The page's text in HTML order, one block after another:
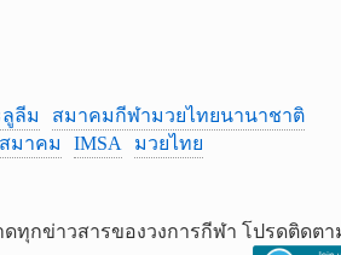
ลีม
สมาคมกีฬามวยไทยนานาชาติ
มาคม
IMSA มวยไทย
ทุกข่าวสารของวงการกีฬา โปรดติดตา